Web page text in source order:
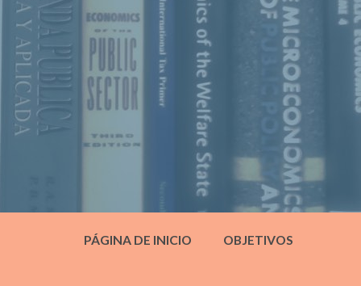
PÁGINA DE INICIO OBJETIVOS